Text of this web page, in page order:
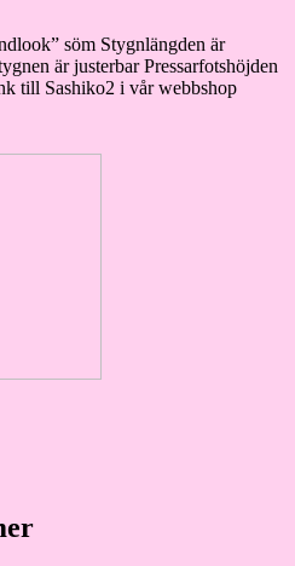
söm Stygnlängden är
är justerbar Pressarfotshöjden
till Sashiko2 i vår webbshop